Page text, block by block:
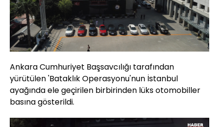
Ankara Cumhuriyet Başsavcılığı tarafından
yürütülen 'Bataklık Operasyonu'nun İstanbul
ayağında ele geçirilen birbirinden lüks otomobiller
basına gösterildi.